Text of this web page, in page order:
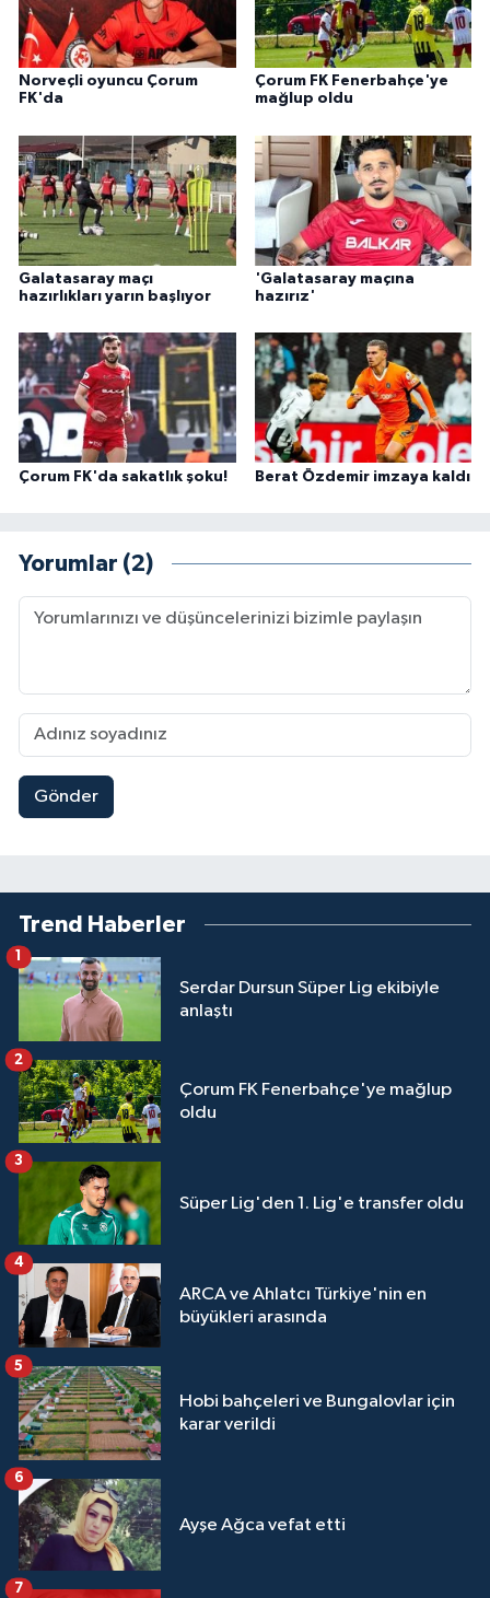
Norveçli oyuncu Çorum
FK'da
Çorum FK Fenerbahçe'ye
mağlup oldu
Galatasaray maçı
hazırlıkları yarın başlıyor
'Galatasaray maçına
hazırız'
Çorum FK'da sakatlık şoku! Berat Özdemir imzaya kaldı
Yorumlar (2)
Gönder
Trend Haberler
Serdar Dursun Süper Lig ekibiyle
anlaştı
Çorum FK Fenerbahçe'ye mağlup
oldu
2
Süper Lig'den 1. Lig'e transfer oldu
3
ARCA ve Ahlatcı Türkiye'nin en
büyükleri arasında
4
Hobi bahçeleri ve Bungalovlar için
karar verildi
5
Ayşe Ağca vefat etti
6
7